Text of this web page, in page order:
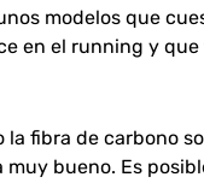
modelos que
en el running y
fibra de carbono
bueno. Es